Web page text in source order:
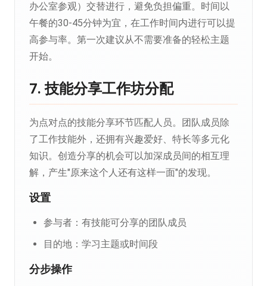
办公室参观）交替进行，避免负担偏重。时间以
午餐的30-45分钟为宜，在工作时间内进行可以提
高参与率。第一次建议从不需要准备的轻松主题
开始。
7. 技能分享工作坊分配
为点对点的技能分享环节匹配人员。团队成员除
了工作技能外，还拥有兴趣爱好、特长等多元化
知识。创造分享的机会可以加深成员间的相互理
解，产生"原来这个人还有这样一面"的发现。
设置
参与者：有技能可分享的团队成员
目的地：学习主题或时间段
分步操作